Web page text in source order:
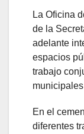
La Oficina
de la
adelante
espacios
trabajo
En el
diferentes